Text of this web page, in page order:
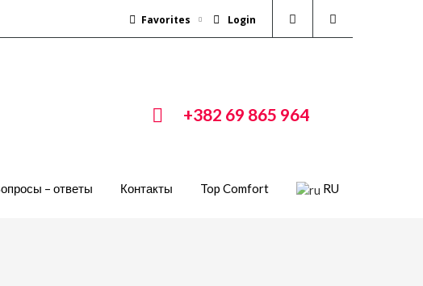
Favorites Login
+382 69 865 964
– ответы Контакты Top Comfort RU